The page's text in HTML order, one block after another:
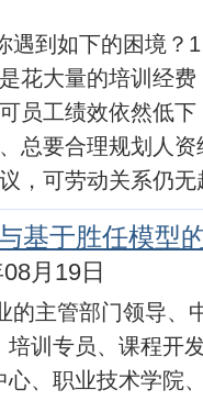
遇到如下的困境？
花大量的培训经
员工绩效依然低
总要合理规划人
，可劳动关系仍
基于胜任模型
月19日
的主管部门领导、
训专员、课程开
、职业技术学院